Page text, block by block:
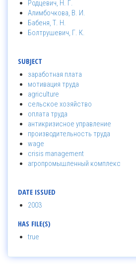
Родцевич, Н. Г.
Алимбочкова, В. И.
Бабеня, Т. Н.
Болтрушевич, Г. К.
SUBJECT
заработная плата
мотивация труда
agriculture
сельское хозяйство
оплата труда
антикризисное управление
производительность труда
wage
crisis management
агропромышленный комплекс
DATE ISSUED
2003
HAS FILE(S)
true